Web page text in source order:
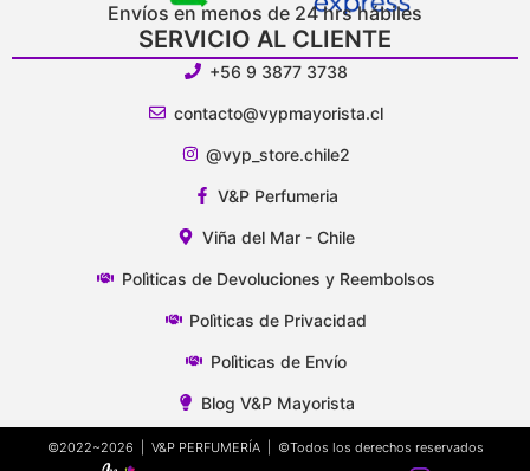
Envíos en menos de 24 hrs hábiles
SERVICIO AL CLIENTE
+56 9 3877 3738
contacto@vypmayorista.cl
@vyp_store.chile2
V&P Perfumeria
Viña del Mar - Chile
Polìticas de Devoluciones y Reembolsos
Polìticas de Privacidad
Polìticas de Envío
Blog V&P Mayorista
©2022~2026 | V&P PERFUMERÍA | ©Todos los derechos reservados